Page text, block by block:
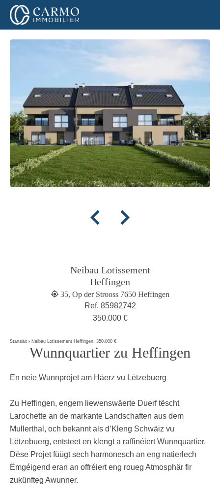
Neibau Lotissement
Heffingen
35, Op der Strooss 7650 Heffingen
Ref. 85982742
350.000 €
Startsäit Neibau Lotissement Heffingen, 350.000 €
Wunnquartier zu Heffingen
En neie Wunnprojet am Häerz vu Lëtzebuerg
Zu Heffingen, engem liewenswäerte Duerf tëscht
Larochette an de markante Landschaften aus dem
Mullerthal, och bekannt als d’Kleng Schwäiz vu
Lëtzebuerg, entsteet en klengt a raffinéiert Wunnquartier.
Dëse Projet füügt sech harmonesch an eng natierlech
Ëmgéigend eran an offréiert eng roueg Atmosphär fir
zukünfteg Awunner.